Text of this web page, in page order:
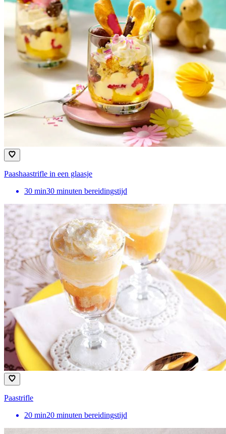
Paashaastrifle in een glaasje
30 min30 minuten bereidingstijd
Paastrifle
20 min20 minuten bereidingstijd